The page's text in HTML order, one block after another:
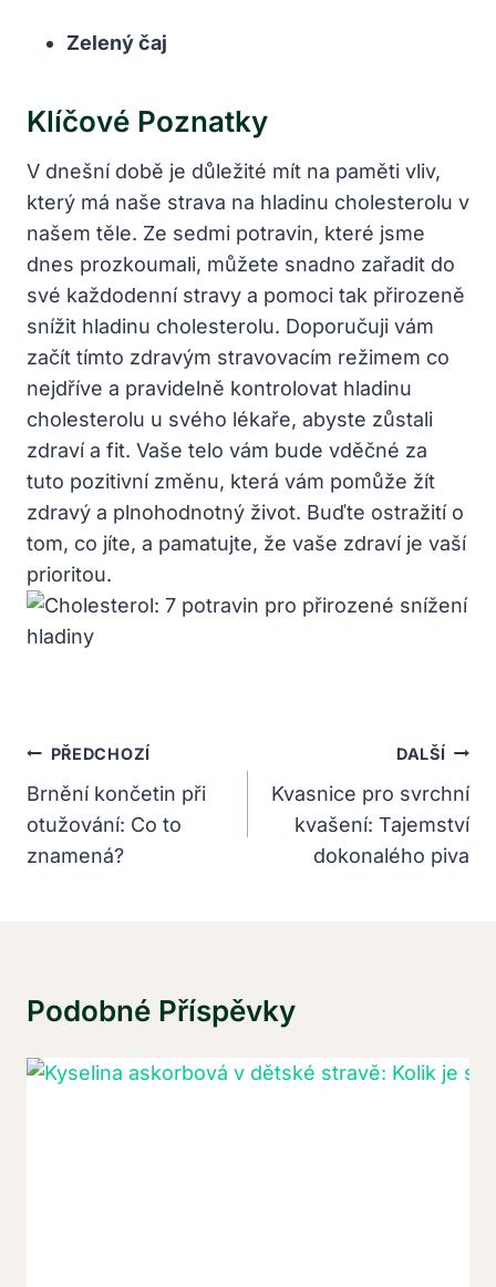
Zelený čaj
Klíčové Poznatky
V dnešní době je důležité mít na paměti vliv,
který má naše strava na hladinu cholesterolu v
našem těle. Ze sedmi potravin, které jsme
dnes prozkoumali, můžete snadno zařadit do
své každodenní stravy a pomoci tak přirozeně
snížit hladinu cholesterolu. Doporučuji vám
začít tímto zdravým stravovacím režimem co
nejdříve a pravidelně kontrolovat hladinu
cholesterolu u svého lékaře, abyste zůstali
zdraví a fit. Vaše telo vám bude vděčné za
tuto pozitivní změnu, která vám pomůže žít
zdravý a plnohodnotný život. Buďte ostražití o
tom, co jíte, a pamatujte, že vaše zdraví je vaší
prioritou.
Navigace
Pro
Příspěvek
PŘEDCHOZÍ
Brnění končetin při
otužování: Co to
znamená?
DALŠÍ
Kvasnice pro svrchní
kvašení: Tajemství
dokonalého piva
Podobné Příspěvky